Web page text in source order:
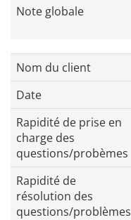
Note globale
Nom du client
Date
Rapidité de prise en
charge des
questions/probèmes
Rapidité de
résolution des
questions/problèmes